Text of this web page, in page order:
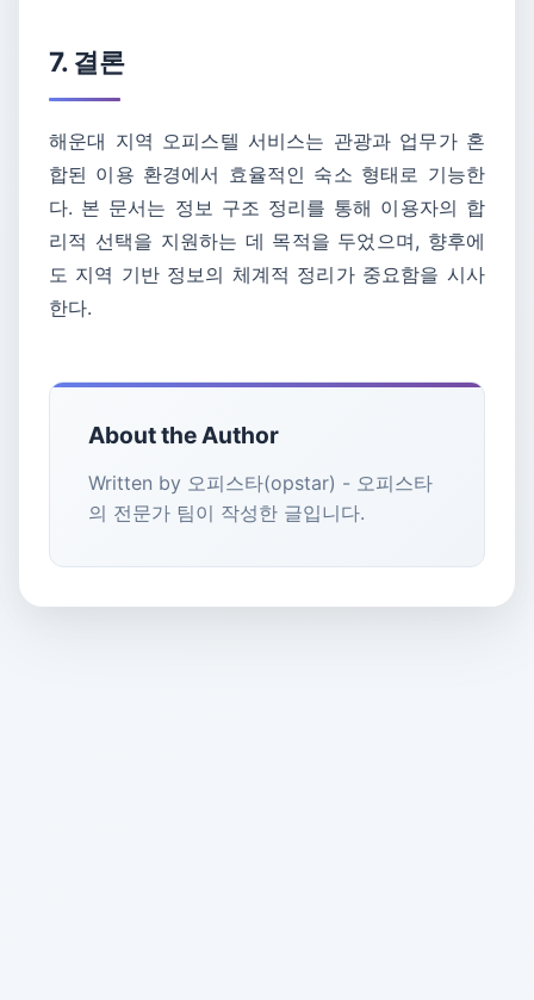
7. 결론
해운대 지역 오피스텔 서비스는 관광과 업무가 혼
합된 이용 환경에서 효율적인 숙소 형태로 기능한
다. 본 문서는 정보 구조 정리를 통해 이용자의 합
리적 선택을 지원하는 데 목적을 두었으며, 향후에
도 지역 기반 정보의 체계적 정리가 중요함을 시사
한다.
About the Author
Written by 오피스타(opstar) - 오피스타
의 전문가 팀이 작성한 글입니다.